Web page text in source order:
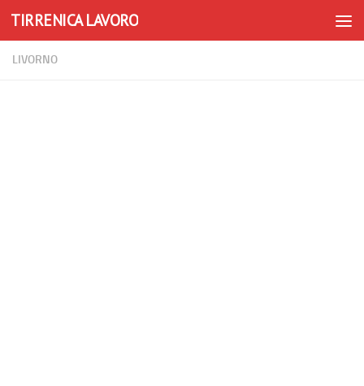
Skip to content
TIRRENICA LAVORO
LIVORNO